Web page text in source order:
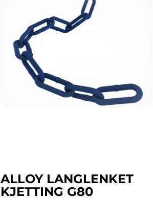
ALLOY LANGLENKET
KJETTING G80